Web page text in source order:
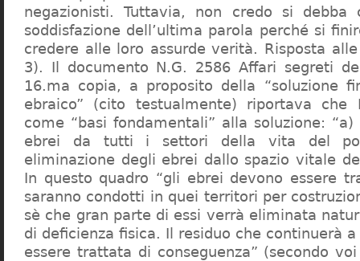
negazionisti. Tuttavia, non credo si debba
soddisfazione dell’ultima parola perché si
credere alle loro assurde verità. Risposta
3). Il documento N.G. 2586 Affari segreti
16.ma copia, a proposito della “soluzione
ebraico” (cito testualmente) riportava che
come “basi fondamentali” alla soluzione:
ebrei da tutti i settori della vita del
eliminazione degli ebrei dallo spazio vitale
In questo quadro “gli ebrei devono essere
saranno condotti in quei territori per
sè che gran parte di essi verrà eliminata
di deficienza fisica. Il residuo che continuerà
essere trattata di conseguenza” (secondo